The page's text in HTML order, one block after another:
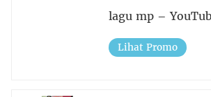
lagu mp –
Lihat Promo